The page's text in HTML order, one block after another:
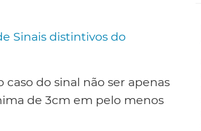
Sinais distintivos do
do sinal não ser apenas
de 3cm em pelo menos